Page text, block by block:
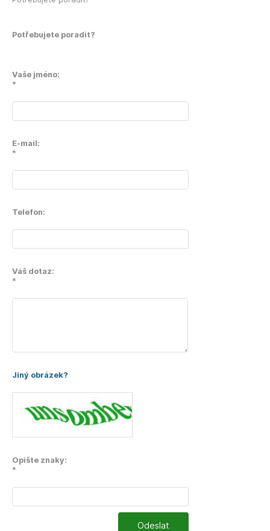
Potřebujete poradit?
Vaše jméno:
*
E-mail:
*
Telefon:
Váš dotaz:
*
Jiný obrázek?
Opište znaky:
*
Odeslat